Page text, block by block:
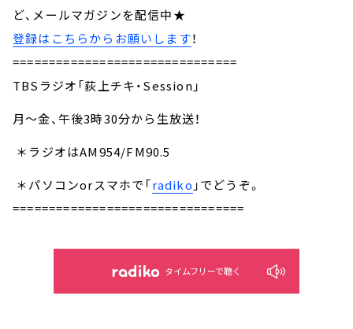
ど、メールマガジンを配信中★
登録はこちらからお願いします！
===============================
TBSラジオ「荻上チキ・Session」
月～金、午後3時30分から生放送！
＊ラジオはAM954/FM90.5
＊パソコンorスマホで「radiko 」でどうぞ。
================================
タイムフリーで聴く